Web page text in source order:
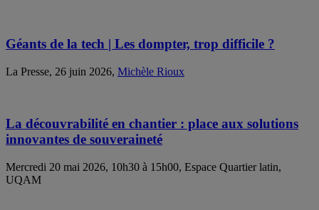
Géants de la tech | Les dompter, trop difficile ?
La Presse, 26 juin 2026, Michèle Rioux
La découvrabilité en chantier : place aux solutions
innovantes de souveraineté
Mercredi 20 mai 2026, 10h30 à 15h00, Espace Quartier latin,
UQAM